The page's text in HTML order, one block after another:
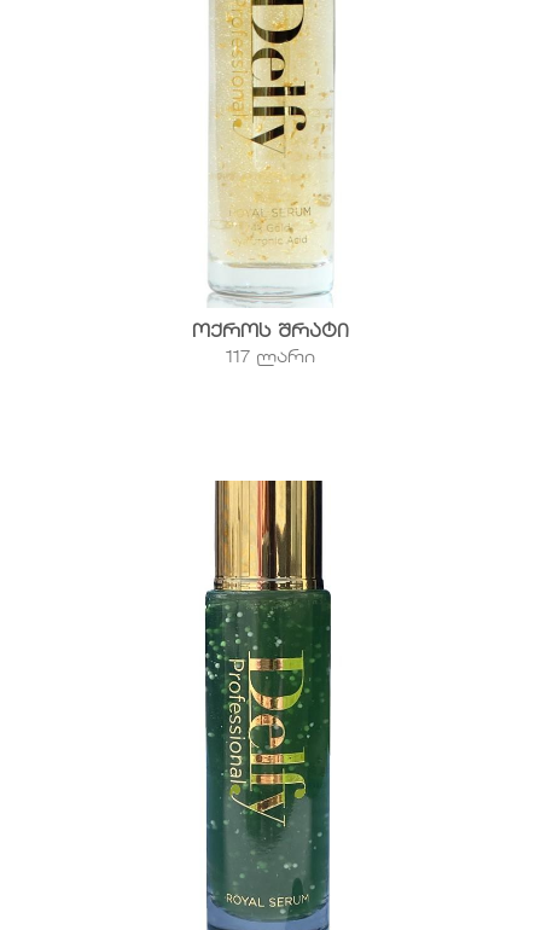
ოქროს შრატი
117 ლარი